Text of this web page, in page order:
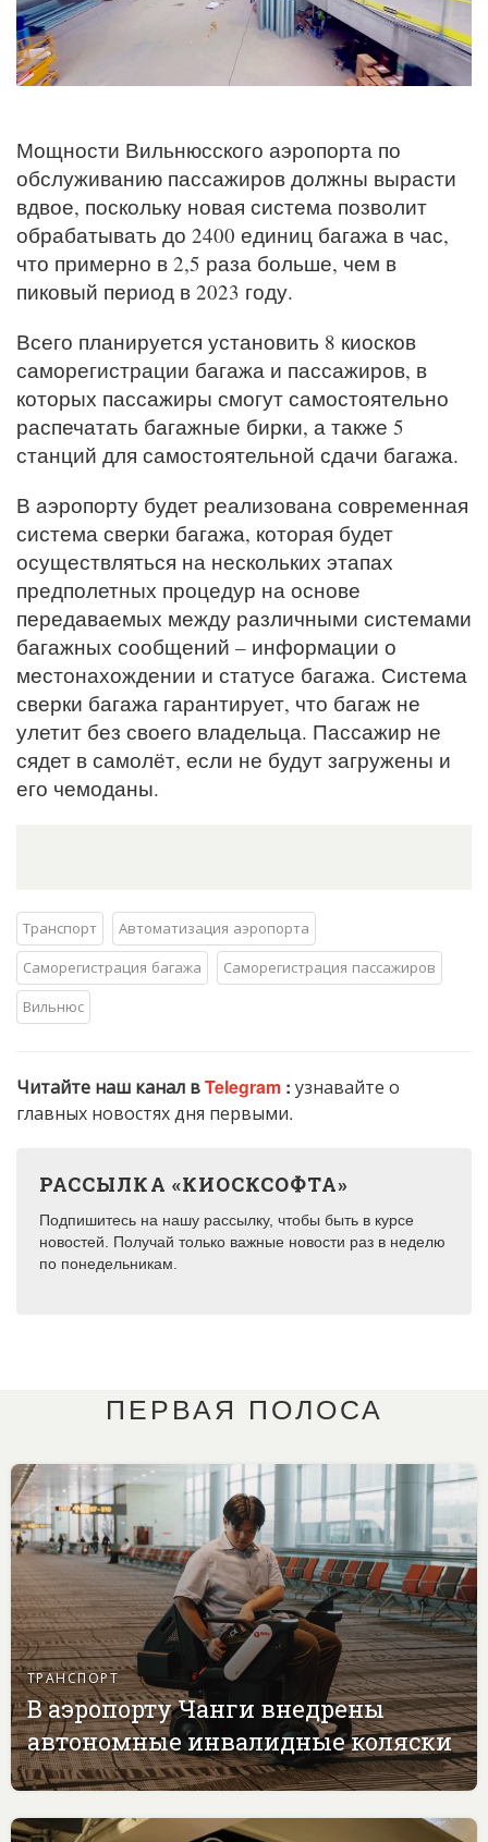
Мощности Вильнюсского аэропорта по
обслуживанию пассажиров должны вырасти
вдвое, поскольку новая система позволит
обрабатывать до 2400 единиц багажа в час,
что примерно в 2,5 раза больше, чем в
пиковый период в 2023 году.
Всего планируется установить 8 киосков
саморегистрации багажа и пассажиров, в
которых пассажиры смогут самостоятельно
распечатать багажные бирки, а также 5
станций для самостоятельной сдачи багажа.
В аэропорту будет реализована современная
система сверки багажа, которая будет
осуществляться на нескольких этапах
предполетных процедур на основе
передаваемых между различными системами
багажных сообщений – информации о
местонахождении и статусе багажа. Система
сверки багажа гарантирует, что багаж не
улетит без своего владельца. Пассажир не
сядет в самолёт, если не будут загружены и
его чемоданы.
Транспорт
Автоматизация аэропорта
Саморегистрация багажа
Саморегистрация пассажиров
Вильнюс
Читайте наш канал вTelegram : узнавайте о
главных новостях дня первыми.
РАССЫЛКА «КИОСКСОФТА»
Подпишитесь на нашу рассылку, чтобы быть в курсе
новостей. Получай только важные новости раз в неделю
по понедельникам.
ПЕРВАЯ ПОЛОСА
ТРАНСПОРТ
В аэропорту Чанги внедрены
автономные инвалидные коляски